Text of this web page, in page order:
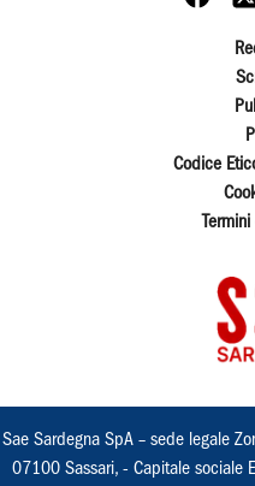
Codice
Sae Sardegna SpA – sede legale
07100 Sassari, - Capitale sociale